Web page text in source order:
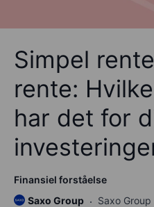
Simpel
rente:
har det for
Finansiel forståelse
Saxo Group
Saxo Group